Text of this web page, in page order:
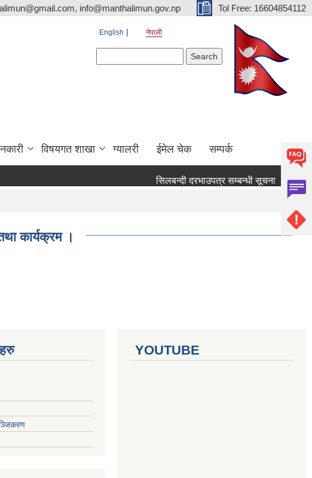
info@manthalimun.gov.np Tol Free: 16604854112
English नेपाली
विषयगत शाखा ग्यालरी ईमेल चेक सम्पर्क
सिलबन्दी दरभाउपत्र सम्बन्धी सूचना ।
कार्यक्रम ।
YOUTUBE